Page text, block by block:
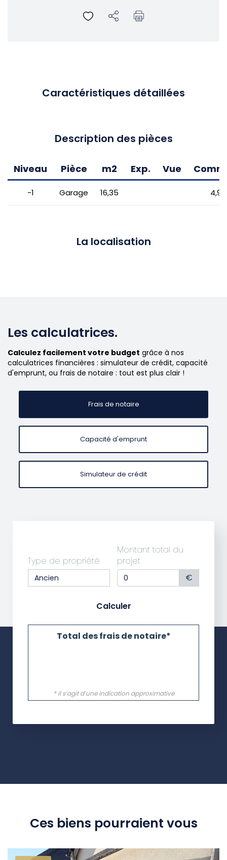
Caractéristiques détaillées
Description des pièces
Niveau Pièce m2 Exp. Vue
-1 Garage 16,35
La localisation
Les calculatrices.
Calculez facilement votre budget grâce à nos
calculatrices financières : simulateur de crédit, capacité
d'emprunt, ou frais de notaire : tout est plus clair !
Frais de notaire
Capacité d'emprunt
Simulateur de crédit
Ces biens pourraient vous